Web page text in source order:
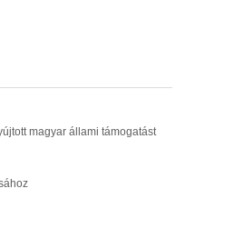
magyar állami támogatást